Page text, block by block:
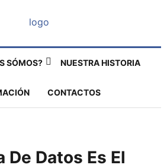
SÓMOS? NUESTRA HISTORIA
CONTACTOS
De Datos Es El